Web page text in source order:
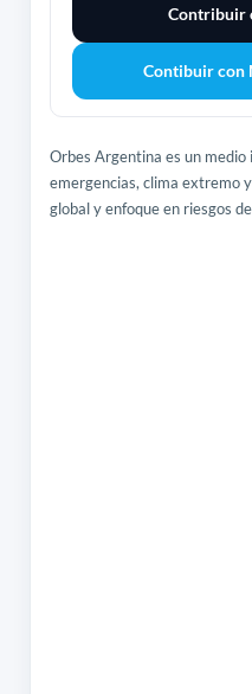
Contribuir
Contibuir con
Orbes Argentina es un
emergencias, clima extremo
global y enfoque en riesgos